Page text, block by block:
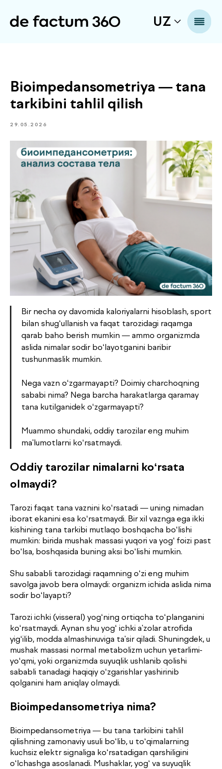
Bioimpedansometriya — tana
tarkibini tahlil qilish
29.05.2026
Bir necha oy davomida kaloriyalarni hisoblash, sport
bilan shug‘ullanish va faqat tarozidagi raqamga
qarab baho berish mumkin — ammo organizmda
aslida nimalar sodir bo‘layotganini baribir
tushunmaslik mumkin.
Nega vazn o‘zgarmayapti? Doimiy charchoqning
sababi nima? Nega barcha harakatlarga qaramay
tana kutilganidek o‘zgarmayapti?
Muammo shundaki, oddiy tarozilar eng muhim
ma'lumotlarni ko‘rsatmaydi.
Oddiy tarozilar nimalarni ko‘rsata
olmaydi?
Tarozi faqat tana vaznini ko‘rsatadi — uning nimadan
iborat ekanini esa ko‘rsatmaydi. Bir xil vaznga ega ikki
kishining tana tarkibi mutlaqo boshqacha bo‘lishi
mumkin: birida mushak massasi yuqori va yog‘ foizi past
bo‘lsa, boshqasida buning aksi bo‘lishi mumkin.
Shu sababli tarozidagi raqamning o‘zi eng muhim
savolga javob bera olmaydi: organizm ichida aslida nima
sodir bo‘layapti?
Tarozi ichki (visseral) yog‘ning ortiqcha to‘planganini
ko‘rsatmaydi. Aynan shu yog‘ ichki a'zolar atrofida
yig‘ilib, modda almashinuviga ta'sir qiladi. Shuningdek, u
mushak massasi normal metabolizm uchun yetarlimi-
yo‘qmi, yoki organizmda suyuqlik ushlanib qolishi
sababli tanadagi haqiqiy o‘zgarishlar yashirinib
qolganini ham aniqlay olmaydi.
Bioimpedansometriya nima?
Bioimpedansometriya — bu tana tarkibini tahlil
qilishning zamonaviy usuli bo‘lib, u to‘qimalarning
kuchsiz elektr signaliga ko‘rsatadigan qarshiligini
o‘lchashga asoslanadi. Mushaklar, yog‘ va suyuqlik